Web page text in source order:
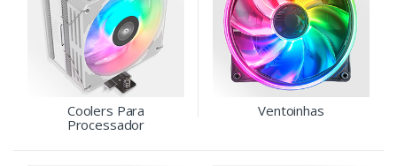
Coolers Para
Processador
Ventoinhas